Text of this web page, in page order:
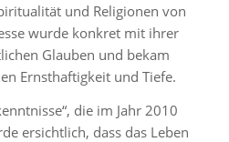
und Religionen von
wurde konkret mit ihrer
Glauben und bekam
Ernsthaftigkeit und Tiefe.
die im Jahr 2010
ersichtlich, dass das Leben